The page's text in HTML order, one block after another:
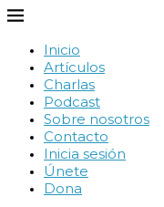
Inicio
Artículos
Charlas
Podcast
Sobre nosotros
Contacto
Inicia sesión
Únete
Dona